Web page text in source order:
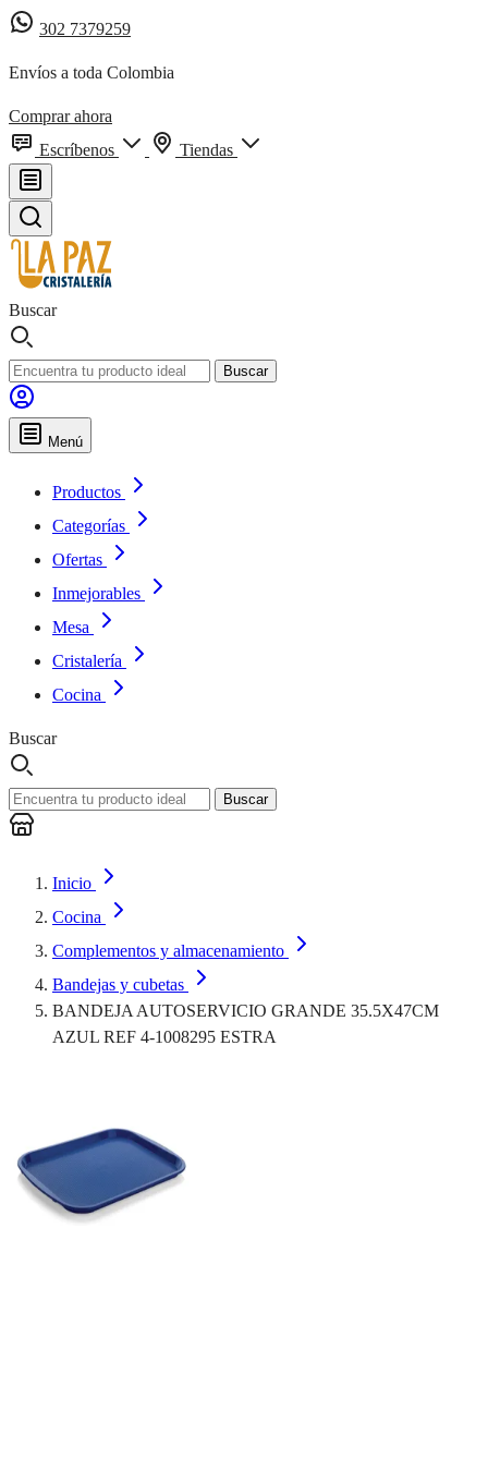
302 7379259
Envíos a toda Colombia
Comprar ahora
Escríbenos
Tiendas
Buscar
Buscar
Menú
Productos
Categorías
Ofertas
Inmejorables
Mesa
Cristalería
Cocina
Buscar
Buscar
Inicio
Cocina
Complementos y almacenamiento
Bandejas y cubetas
BANDEJA AUTOSERVICIO GRANDE 35.5X47CM
AZUL REF 4-1008295 ESTRA